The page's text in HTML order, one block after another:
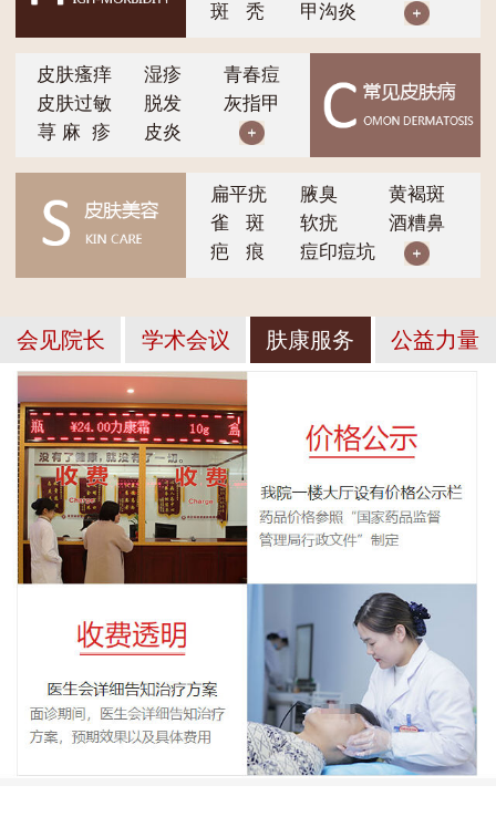
斑 秃
甲沟炎
皮肤瘙痒 湿疹
青春痘
皮肤过敏
脱发
灰指甲
荨 麻 疹
皮炎
扁平疣 腋臭
黄褐斑
雀 斑
软疣
酒糟鼻
疤 痕
痘印痘坑
会见院长 学术会议 肤康服务 公益力量